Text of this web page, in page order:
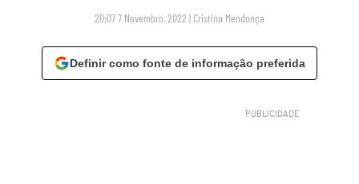
20:07 7 Novembro, 2022 | Cristina Mendonça
Definir como fonte de informação preferida